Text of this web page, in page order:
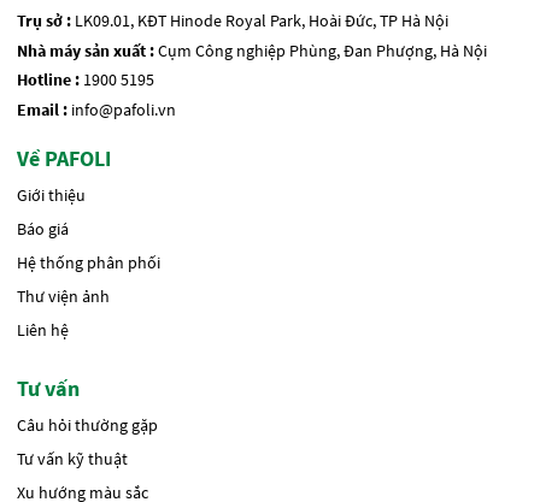
Trụ sở : LK09.01, KĐT Hinode Royal Park, Hoài Đức, TP Hà Nội
Nhà máy sản xuất :Cụm Công nghiệp Phùng, Đan Phượng, Hà Nội
Hotline : 1900 5195
Email : info@pafoli.vn
Về PAFOLI
Giới thiệu
Báo giá
Hệ thống phân phối
Thư viện ảnh
Liên hệ
Tư vấn
Câu hỏi thường gặp
Tư vấn kỹ thuật
Xu hướng màu sắc